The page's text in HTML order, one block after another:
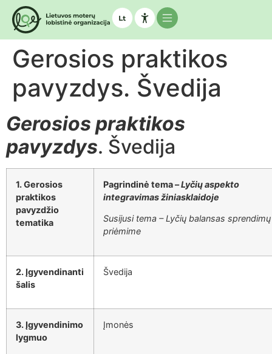
Gerosios praktikos
pavyzdys. Švedija
Gerosios praktikos
pavyzdys. Švedija
1.Gerosios
praktikos
pavyzdžio
tematika
Pagrindinė tema –Lyčių aspekto
integravimas žiniasklaidoje
Susijusi tema – Lyčių balansas sprendimų
priėmime
2. Įgyvendinanti
šalis
Švedija
3. Įgyvendinimo
lygmuo
Įmonės